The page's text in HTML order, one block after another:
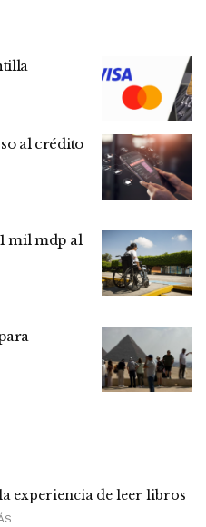
al crédito
mil mdp al
experiencia de leer libros